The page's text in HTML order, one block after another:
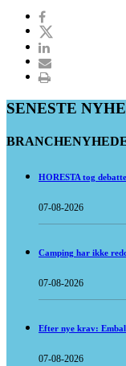
SENESTE
HORESTA tog
07-08-2026
Camping har ikke
07-08-2026
Efter nye krav:
07-08-2026